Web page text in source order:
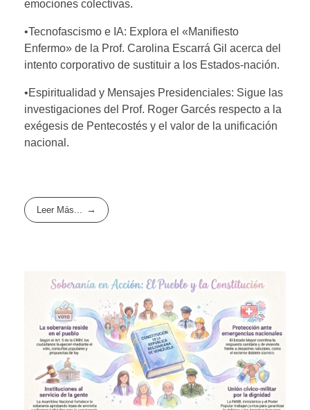
emociones colectivas.
•Tecnofascismo e IA: Explora el «Manifiesto
Enfermo» de la Prof. Carolina Escarrá Gil acerca del
intento corporativo de sustituir a los Estados-nación.
•Espiritualidad y Mensajes Presidenciales: Sigue las
investigaciones del Prof. Roger Garcés respecto a la
exégesis de Pentecostés y el valor de la unificación
nacional.
Leer Más...